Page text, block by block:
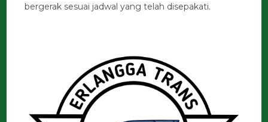
bergerak sesuai jadwal yang telah disepakati.